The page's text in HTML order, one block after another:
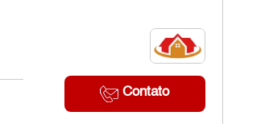
Contato